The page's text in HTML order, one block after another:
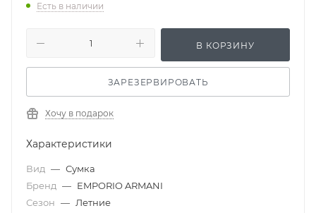
Есть в наличии
В КОРЗИНУ
ЗАРЕЗЕРВИРОВАТЬ
Хочу в подарок
Характеристики
Вид — Сумка
Бренд — EMPORIO ARMANI
Сезон — Летние